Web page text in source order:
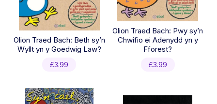
Olion Traed Bach: Beth sy’n
Wyllt yn y Goedwig Law?
£3.99
Olion Traed Bach: Pwy sy’n
Chwifio ei Adenydd yn y
Fforest?
£3.99